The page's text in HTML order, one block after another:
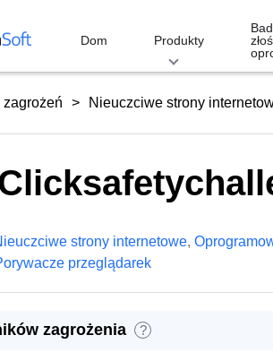
Dom Produkty
zagrożeń Nieuczciwe strony
strony internetowe,
przeglądarek
zagrożenia ?